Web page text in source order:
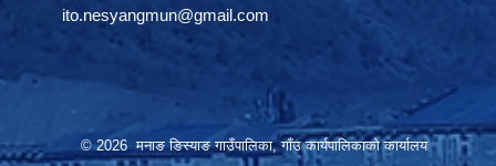
ito.nesyangmun@gmail.com
© 2026 मनाङ ङिस्याङ गाउँपालिका, गाँउ कार्यपालिकाको कार्यालय